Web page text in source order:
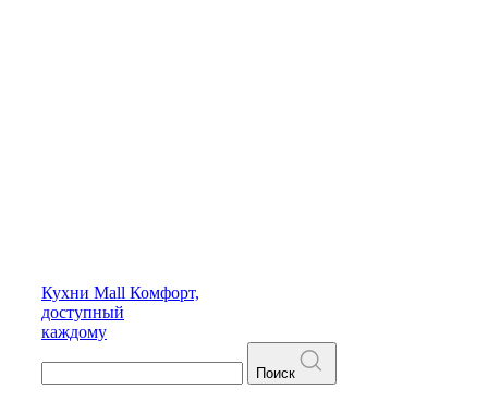
Кухни Mall Комфорт,
доступный
каждому
Поиск